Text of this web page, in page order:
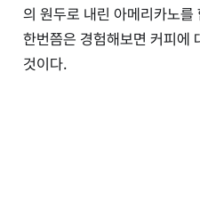
의 원두로 내린 아메리카노
한번쯤은 경험해보면 커피에
것이다.